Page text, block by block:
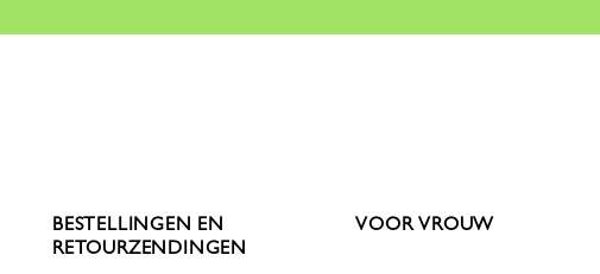
BESTELLINGEN EN
RETOURZENDINGEN
VOOR VROUW